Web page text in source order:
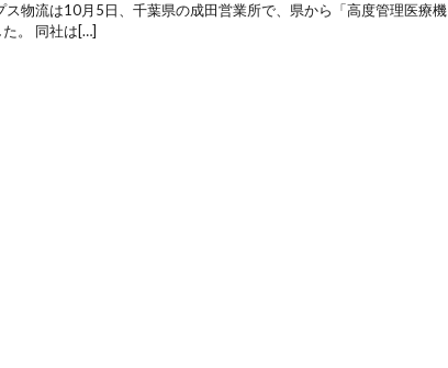
物流は10月5日、千葉県の成田営業所で、県から「高度管理医療機
。 同社は[…]